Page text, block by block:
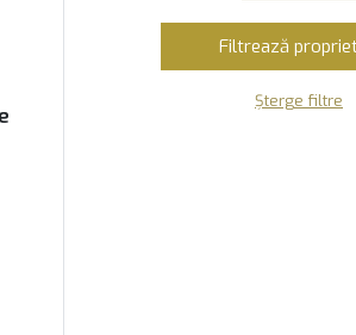
Șterge filtre